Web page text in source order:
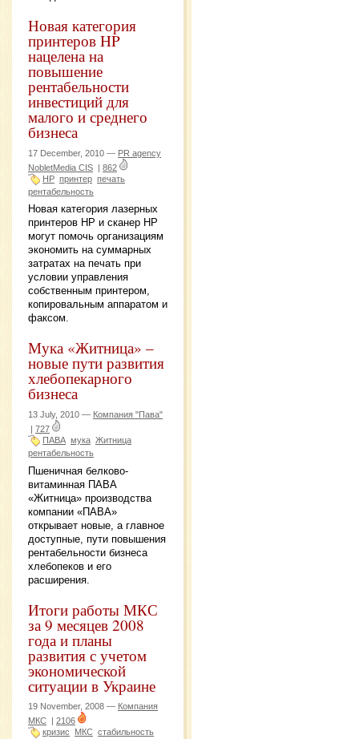
Новая категория
принтеров HP
нацелена на
повышение
рентабельности
инвестиций для
малого и среднего
бизнеса
17 December, 2010 — PR agency
NobletMedia CIS | 862
HP принтер печать
рентабельность
Новая категория лазерных
принтеров НР и сканер НР
могут помочь организациям
экономить на суммарных
затратах на печать при
условии управления
собственным принтером,
копировальным аппаратом и
факсом.
Мука «Житница» –
новые пути развития
хлебопекарного
бизнеса
13 July, 2010 — Компания "Пава"
727
ПАВА мука Житница
рентабельность
Пшеничная белково-
витаминная ПАВА
«Житница» производства
компании «ПАВА»
открывает новые, а главное
доступные, пути повышения
рентабельности бизнеса
хлебопеков и его
расширения.
Итоги работы МКС
за 9 месяцев 2008
года и планы
развития с учетом
экономической
ситуации в Украине
19 November, 2008 — Компания
МКС
2106
кризис
МКС стабильность